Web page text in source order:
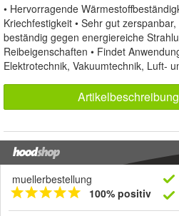
• Hervorragende
Kriechfestigkeit • Sehr gut
beständig gegen energiereiche
Reibeigenschaften • Findet
Elektrotechnik, Vakuumtechnik, Luft-
muellerbestellung
100% positiv